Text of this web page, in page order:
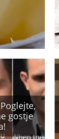
gostje